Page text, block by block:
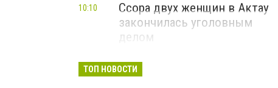
Ссора двух женщин в Актау
закончилась уголовным
делом
10:10
ТОП НОВОСТИ